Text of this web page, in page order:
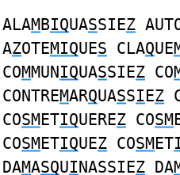
ALAMBIQUASSIEZ
AZOTEMIQUES CLAQUE
COMMUNIQUASSIEZ CO
CONTREMARQUASSIEZ
COSMETIQUEREZ COSM
COSMETIQUEZ COSMET
DAMASQUINASSIEZ DA